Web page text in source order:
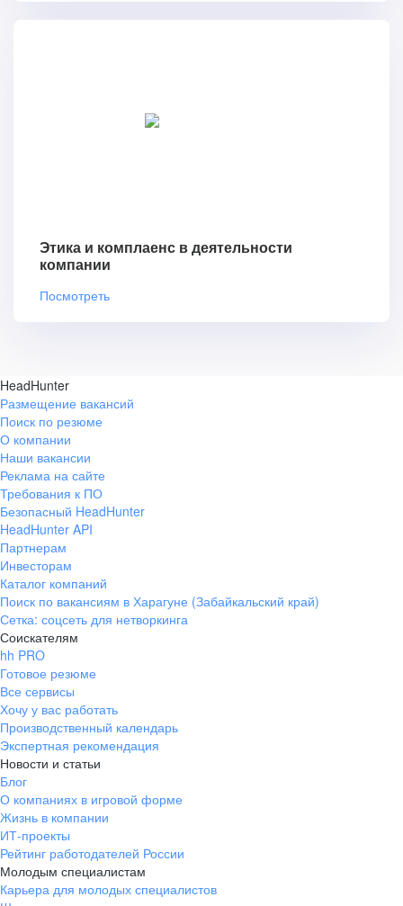
Этика и комплаенс в деятельности
компании
Посмотреть
HeadHunter
Размещение вакансий
Поиск по резюме
О компании
Наши вакансии
Реклама на сайте
Требования к ПО
Безопасный HeadHunter
HeadHunter API
Партнерам
Инвесторам
Каталог компаний
Поиск по вакансиям в Харагуне (Забайкальский край)
Сетка: соцсеть для нетворкинга
Соискателям
hh PRO
Готовое резюме
Все сервисы
Хочу у вас работать
Производственный календарь
Экспертная рекомендация
Новости и статьи
Блог
О компаниях в игровой форме
Жизнь в компании
ИТ-проекты
Рейтинг работодателей России
Молодым специалистам
Карьера для молодых специалистов